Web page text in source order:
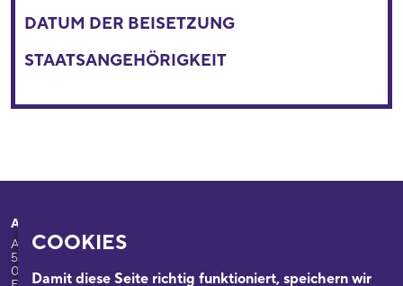
COOKIES
Damit diese Seite richtig funktioniert, speichern wir
DATUM DER BEISETZUNG
STAATSANGEHÖRIGKEIT
Adresse
Appellhofplatz 23-25
50667 Köln
0221/221-26332
Programm